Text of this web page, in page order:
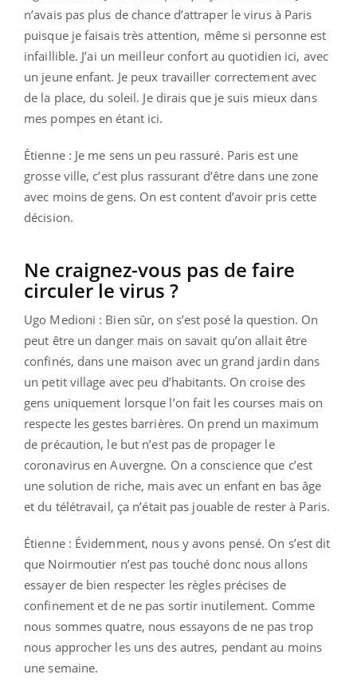
n’avais pas plus de chance d’attraper le virus à Paris
puisque je faisais très attention, même si personne est
infaillible. J’ai un meilleur confort au quotidien ici, avec
un jeune enfant. Je peux travailler correctement avec
de la place, du soleil. Je dirais que je suis mieux dans
mes pompes en étant ici.
Étienne : Je me sens un peu rassuré. Paris est une
grosse ville, c’est plus rassurant d’être dans une zone
avec moins de gens. On est content d’avoir pris cette
décision.
Ne craignez-vous pas de faire
circuler le virus ?
Ugo Medioni : Bien sûr, on s’est posé la question. On
peut être un danger mais on savait qu’on allait être
confinés, dans une maison avec un grand jardin dans
un petit village avec peu d’habitants. On croise des
gens uniquement lorsque l’on fait les courses mais on
respecte les gestes barrières. On prend un maximum
de précaution, le but n’est pas de propager le
coronavirus en Auvergne. On a conscience que c’est
une solution de riche, mais avec un enfant en bas âge
et du télétravail, ça n’était pas jouable de rester à Paris.
Étienne : Évidemment, nous y avons pensé. On s’est dit
que Noirmoutier n’est pas touché donc nous allons
essayer de bien respecter les règles précises de
confinement et de ne pas sortir inutilement. Comme
nous sommes quatre, nous essayons de ne pas trop
nous approcher les uns des autres, pendant au moins
une semaine.